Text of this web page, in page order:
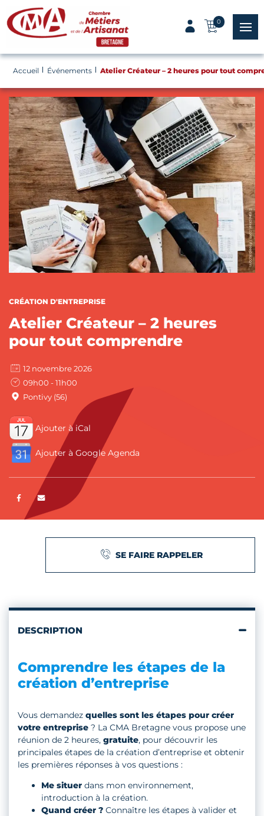
Panneau de gestion des cookies
0
menu
Accueil Événements Atelier Créateur – 2 heures pour tout
CATÉGORIES :
CRÉATION D'ENTREPRISE
Atelier Créateur – 2 heures
pour tout comprendre
12 novembre 2026
09h00 - 11h00
Pontivy (56)
Ajouter à iCal
Ajouter à Google Agenda
Partager sur Facebook
ENVOYER PAR E-MAIL
SE FAIRE RAPPELER
DESCRIPTION
Comprendre les étapes de la
création d’entreprise
Vous demandez quelles sont les étapes pour créer
votre entreprise ? La CMA Bretagne vous propose une
réunion de 2 heures, gratuite, pour découvrir les
principales étapes de la création d’entreprise et obtenir
les premières réponses à vos questions :
Me situer dans mon environnement,
introduction à la création.
Quand créer ? Connaître les étapes à valider et